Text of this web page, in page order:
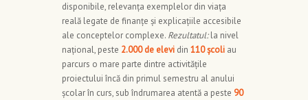
disponibile, relevanța exemplelor din viața
reală legate de finanțe și explicațiile accesibile
ale conceptelor complexe. Rezultatul:la nivel
național, peste 2.000 de elevi din 110 școli au
parcurs o mare parte dintre activitățile
proiectului încă din primul semestru al anului
școlar în curs, sub îndrumarea atentă a peste 90